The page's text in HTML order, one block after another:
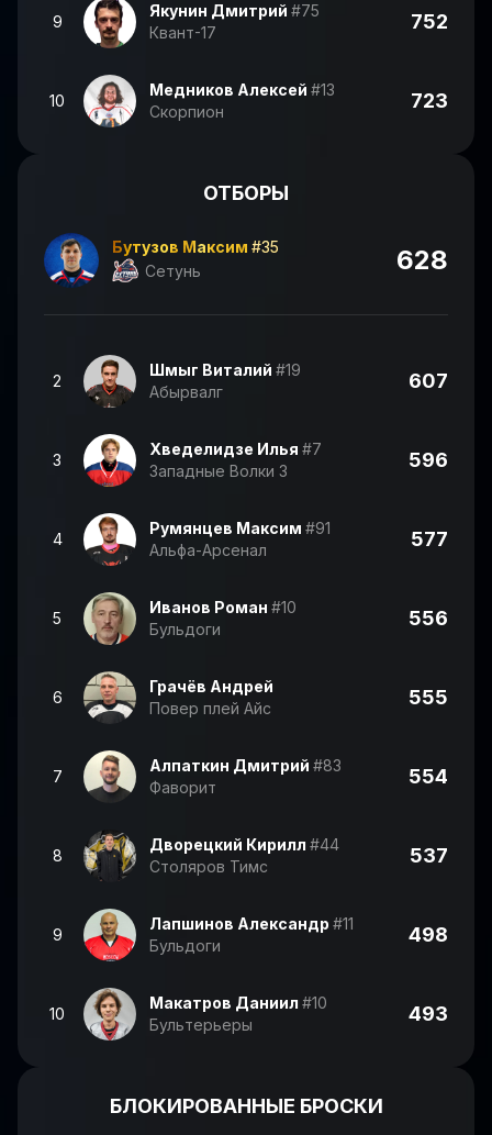
9
Якунин Дмитрий #75
Квант-17
752
10
Медников Алексей #13
Скорпион
723
ОТБОРЫ
Бутузов Максим #35
Сетунь
628
2
Шмыг Виталий #19
Абырвалг
607
3
Хведелидзе Илья #7
Западные Волки 3
596
4
Румянцев Максим #91
Альфа-Арсенал
577
5
Иванов Роман #10
Бульдоги
556
6
Грачёв Андрей
Повер плей Айс
555
7
Алпаткин Дмитрий #83
Фаворит
554
8
Дворецкий Кирилл #44
Столяров Тимс
537
9
Лапшинов Александр #11
Бульдоги
498
10
Макатров Даниил #10
Бультерьеры
493
БЛОКИРОВАННЫЕ БРОСКИ